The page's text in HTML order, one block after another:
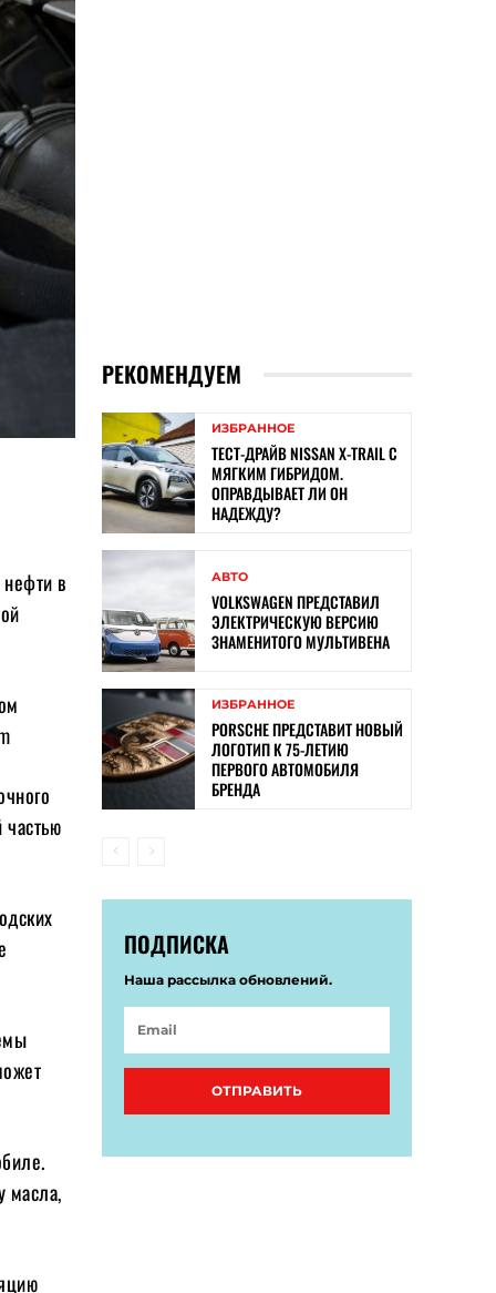
в
масла,
РЕКОМЕНДУЕМ
ИЗБРАННОЕ
ТЕСТ-ДРАЙВ NISSAN X-TRAIL С
МЯГКИМ ГИБРИДОМ.
ОПРАВДЫВАЕТ ЛИ ОН
НАДЕЖДУ?
АВТО
VOLKSWAGEN ПРЕДСТАВИЛ
ЭЛЕКТРИЧЕСКУЮ ВЕРСИЮ
ЗНАМЕНИТОГО МУЛЬТИВЕНА
ИЗБРАННОЕ
PORSCHE ПРЕДСТАВИТ НОВЫЙ
ЛОГОТИП К 75-ЛЕТИЮ
ПЕРВОГО АВТОМОБИЛЯ
БРЕНДА
ПОДПИСКА
Наша рассылка обновлений.
ОТПРАВИТЬ